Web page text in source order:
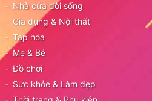
Nhà cửa đời sống
Gia dụng & Nội thất
Tạp hóa
Mẹ & Bé
Đồ chơi
Sức khỏe & Làm đẹp